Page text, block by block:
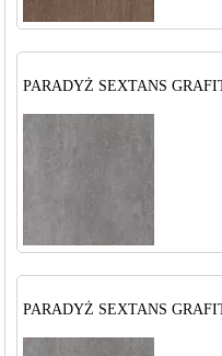
PARADYŻ SEXTANS
PARADYŻ SEXTANS